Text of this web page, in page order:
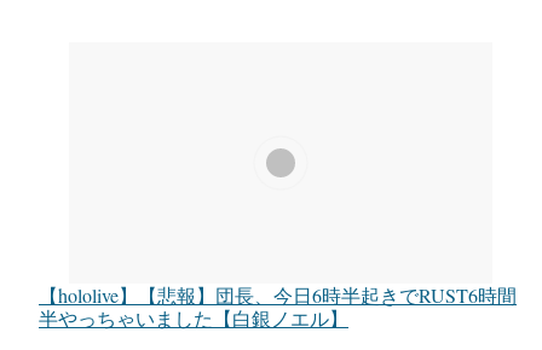
【hololive】【悲報】団長、今日6時半起きでRUST6時間
半やっちゃいました【白銀ノエル】